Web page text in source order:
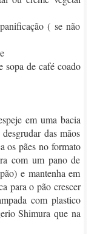
( se não
sopa de café coado
em uma bacia
das mãos
os pães no formato
com um pano de
e mantenha em
para o pão crescer
com plastico
Shimura que na